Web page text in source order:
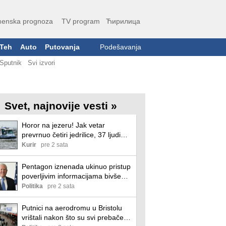
prognoza TV program Ћирилица
Teh Auto Putovanja Podešavanja
Sputnik Svi izvori
Svet, najnovije vesti »
Horor na jezeru! Jak vetar
prevrnuo četiri jedrilice, 37 ljudi
završilo u vodi, među njima bilo
čak 31 dete
Kurir pre 2 sata
Pentagon iznenada ukinuo pristup
poverljivim informacijama bivšem
sekretaru Ratnog
vazduhoplovstva
Politika pre 2 sata
Putnici na aerodromu u Bristolu
vrištali nakon što su svi prebačeni